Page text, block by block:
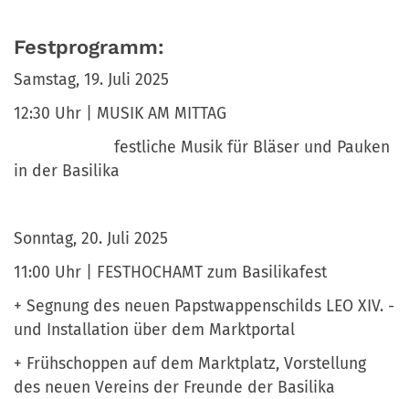
Festprogramm:
Samstag, 19. Juli 2025
12:30 Uhr | MUSIK AM MITTAG
festliche Musik für Bläser und Pauken
in der Basilika
Sonntag, 20. Juli 2025
11:00 Uhr | FESTHOCHAMT zum Basilikafest
+ Segnung des neuen Papstwappenschilds LEO XIV. -
und Installation über dem Marktportal
+ Frühschoppen auf dem Marktplatz, Vorstellung
des neuen Vereins der Freunde der Basilika